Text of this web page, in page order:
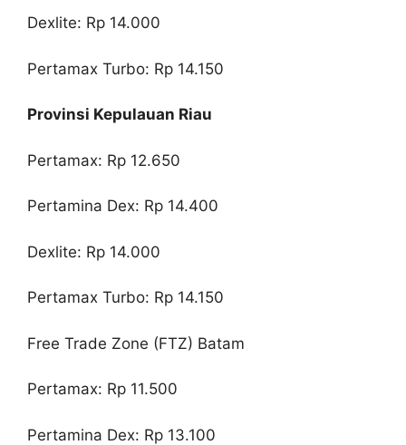
Dexlite: Rp 14.000
Pertamax Turbo: Rp 14.150
Provinsi Kepulauan Riau
Pertamax: Rp 12.650
Pertamina Dex: Rp 14.400
Dexlite: Rp 14.000
Pertamax Turbo: Rp 14.150
Free Trade Zone (FTZ) Batam
Pertamax: Rp 11.500
Pertamina Dex: Rp 13.100